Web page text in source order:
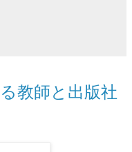
教師と出版社